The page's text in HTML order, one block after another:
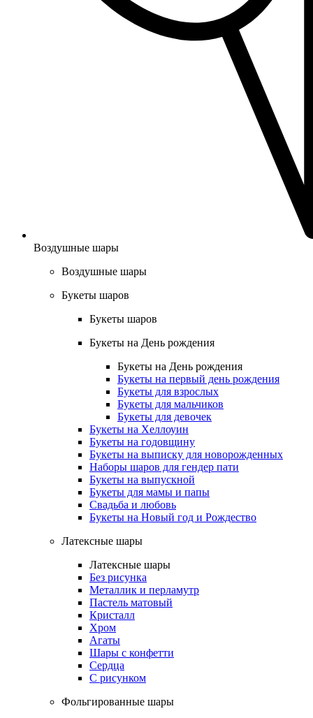
Воздушные шары
Воздушные шары
Букеты шаров
Букеты шаров
Букеты на День рождения
Букеты на День рождения
Букеты на первый день рождения
Букеты для взрослых
Букеты для мальчиков
Букеты для девочек
Букеты на Хеллоуин
Букеты на годовщину
Букеты на выписку для новорожденных
Наборы шаров для гендер пати
Букеты на выпускной
Букеты для мамы и папы
Свадьба и любовь
Букеты на Новый год и Рождество
Латексные шары
Латексные шары
Без рисунка
Металлик и перламутр
Пастель матовый
Кристалл
Хром
Агаты
Шары с конфетти
Сердца
С рисунком
Фольгированные шары